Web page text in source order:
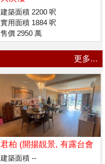
建築面積 2200 呎
實用面積 1884 呎
售價 2950 萬
更多...
君柏 (開揚靚景, 有露台會
所)
建築面積 --